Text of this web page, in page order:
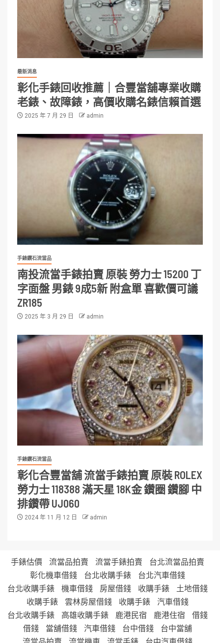
最新消息
彰化手錶回收推薦｜合豐當舖專業收購
老錶、故障錶，高價收購名錶信賴首選
2025 年 7 月 29 日 admin
手錶鑽石流當品
南投流當手錶拍賣 原裝 勞力士 15200 丁
字面盤 男錶 9成5新 附盒單 喜歡價可議
ZR185
2025 年 3 月 29 日 admin
手錶鑽石流當品
彰化合豐當舖 流當手錶拍賣 原裝 ROLEX
勞力士 118388 滿天星 18K金 鑽圈 鑽腳 中
排鑽帶 UJ060
2024 年 11 月 12 日 admin
手錶估價 流當品拍賣 流當手錶拍賣
台北流當品拍賣
彰化機車借錢
台北收購手錶
台北汽車借錢
台北收購手錶
機車借錢 房屋借錢 收購手錶
土地借錢
收購手錶
雲林房屋借錢 收購手錶
汽車借錢
台北收購手錶
高雄收購手錶 鹿港民宿 鹿港住宿
借錢
借錢
當舖借錢 汽車借錢 台中借錢
台中當舖